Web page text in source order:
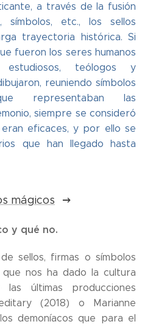
a través de la fusión
etc., los sellos
trayectoria histórica. Si
fueron los seres humanos
estudiosos, teólogos y
reuniendo símbolos
representaban las
siempre se consideró
eficaces, y por ello se
que han llegado hasta
mágicos
y qué no.
sellos, firmas o símbolos
que nos ha dado la cultura
últimas producciones
(2018) o Marianne
demoníacos que para el